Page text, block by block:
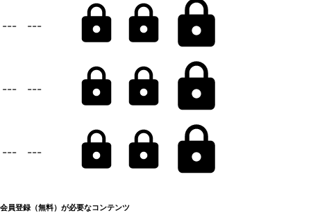
--- ---
--- ---
--- ---
会員登録（無料）が必要なコンテンツ